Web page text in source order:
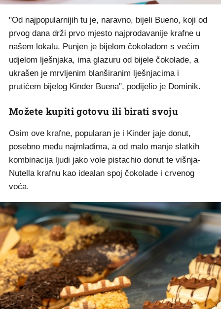
"Od najpopularnijih tu je, naravno, bijeli Bueno, koji od
prvog dana drži prvo mjesto najprodavanije krafne u
našem lokalu. Punjen je bijelom čokoladom s većim
udjelom lješnjaka, ima glazuru od bijele čokolade, a
ukrašen je mrvljenim blanširanim lješnjacima i
prutićem bijelog Kinder Buena", podijelio je Dominik.
Možete kupiti gotovu ili birati svoju
Osim ove krafne, popularan je i Kinder jaje donut,
posebno među najmlađima, a od malo manje slatkih
kombinacija ljudi jako vole pistachio donut te višnja-
Nutella krafnu kao idealan spoj čokolade i crvenog
voća.